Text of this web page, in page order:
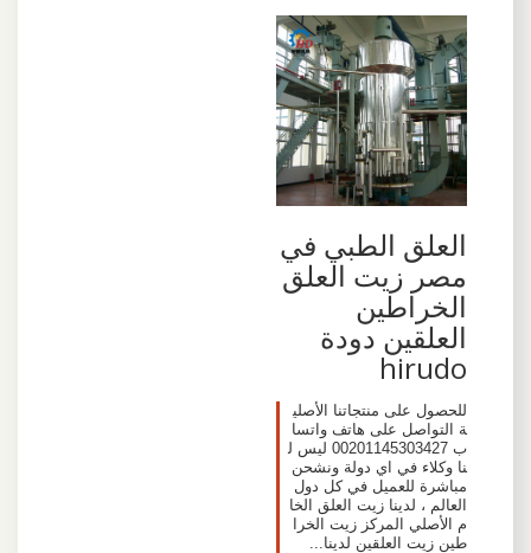
العلق الطبي في
مصر زيت العلق
الخراطين
العلقين دودة
hirudo
للحصول على منتجاتنا الأصلي
ة التواصل على هاتف واتسا
ب 00201145303427 ليس ل
نا وكلاء في اي دولة ونشحن
مباشرة للعميل في كل دول
العالم ، لدينا زيت العلق الخا
م الأصلي المركز زيت الخرا
طين زيت العلقين لدينا...